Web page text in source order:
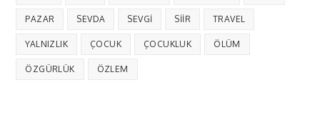
PAZAR SEVDA SEVGI SIIR TRAVEL
YALNIZLIK ÇOCUK ÇOCUKLUK ÖLÜM
ÖZGÜRLÜK ÖZLEM